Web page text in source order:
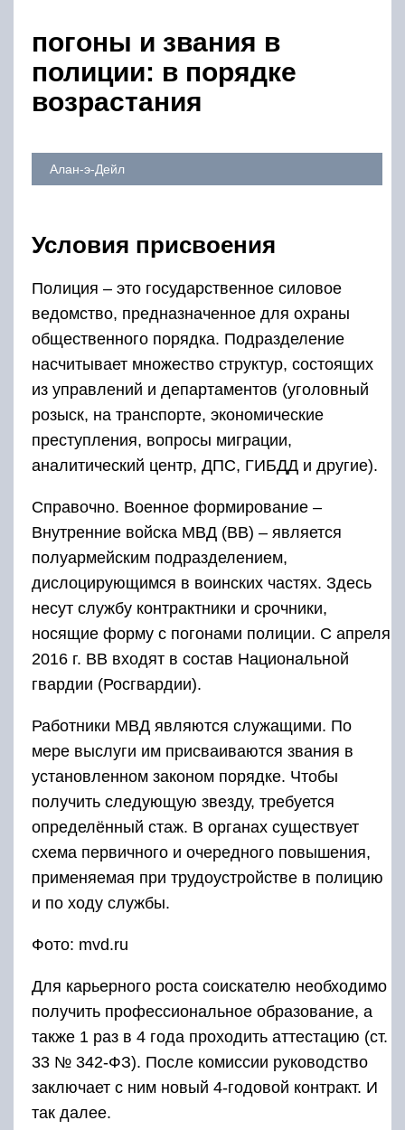
​​​​погоны и звания в
полиции: в порядке
возрастания
Алан-э-Дейл
Условия присвоения
Полиция – это государственное силовое
ведомство, предназначенное для охраны
общественного порядка. Подразделение
насчитывает множество структур, состоящих
из управлений и департаментов (уголовный
розыск, на транспорте, экономические
преступления, вопросы миграции,
аналитический центр, ДПС, ГИБДД и другие).
Справочно. Военное формирование ‒
Внутренние войска МВД (ВВ) ‒ является
полуармейским подразделением,
дислоцирующимся в воинских частях. Здесь
несут службу контрактники и срочники,
носящие форму с погонами полиции. С апреля
2016 г. ВВ входят в состав Национальной
гвардии (Росгвардии).
Работники МВД являются служащими. По
мере выслуги им присваиваются звания в
установленном законом порядке. Чтобы
получить следующую звезду, требуется
определённый стаж. В органах существует
схема первичного и очередного повышения,
применяемая при трудоустройстве в полицию
и по ходу службы.
Фото: mvd.ru
Для карьерного роста соискателю необходимо
получить профессиональное образование, а
также 1 раз в 4 года проходить аттестацию (ст.
33 № 342-ФЗ). После комиссии руководство
заключает с ним новый 4-годовой контракт. И
так далее.